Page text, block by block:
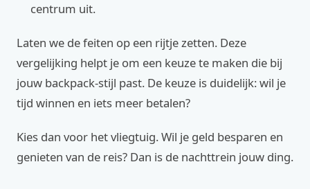
centrum uit.
Laten we de feiten op een rijtje zetten. Deze
vergelijking helpt je om een keuze te maken die bij
jouw backpack-stijl past. De keuze is duidelijk: wil je
tijd winnen en iets meer betalen?
Kies dan voor het vliegtuig. Wil je geld besparen en
genieten van de reis? Dan is de nachttrein jouw ding.